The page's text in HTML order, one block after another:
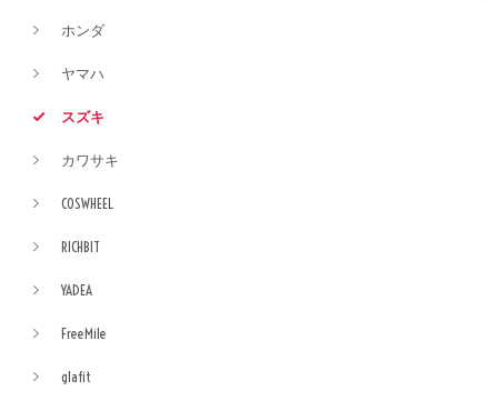
ホンダ
ヤマハ
スズキ
カワサキ
COSWHEEL
RICHBIT
YADEA
FreeMile
glafit